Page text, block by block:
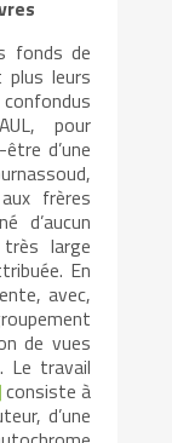
fonds de
plus leurs
pour
d’une
frères
d’aucun
large
En
avec,
de vues
Le travail
consiste à
d’une